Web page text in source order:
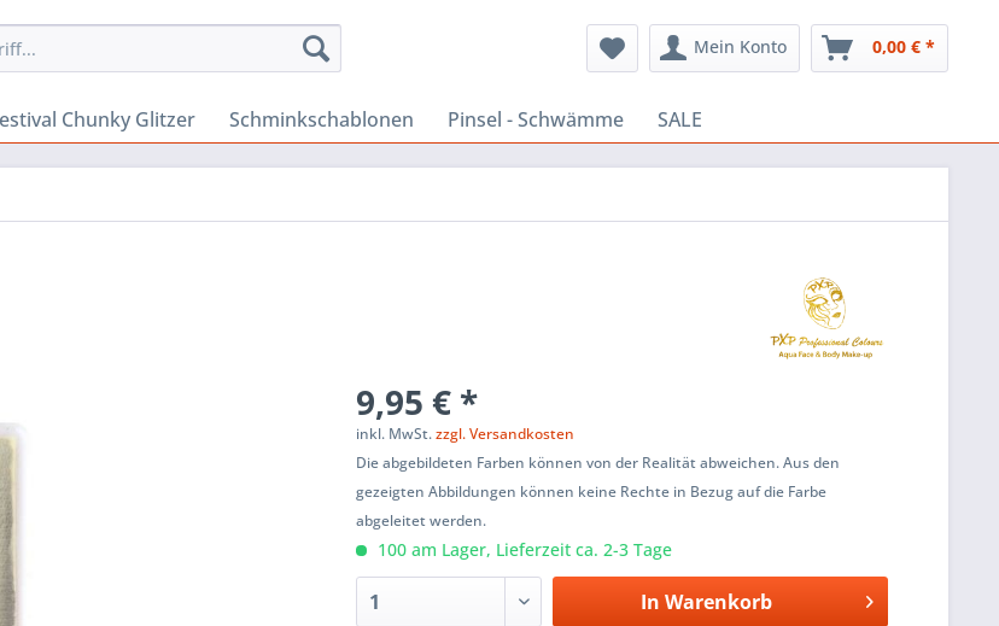
Mein Konto 0,00 € *
Chunky Glitzer Schminkschablonen Pinsel - Schwämme SALE
9,95 € *
inkl. MwSt.zzgl. Versandkosten
Die abgebildeten Farben können von der Realität abweichen. Aus den
gezeigten Abbildungen können keine Rechte in Bezug auf die Farbe
abgeleitet werden.
100 am Lager, Lieferzeit ca. 2-3 Tage
In Warenkorb